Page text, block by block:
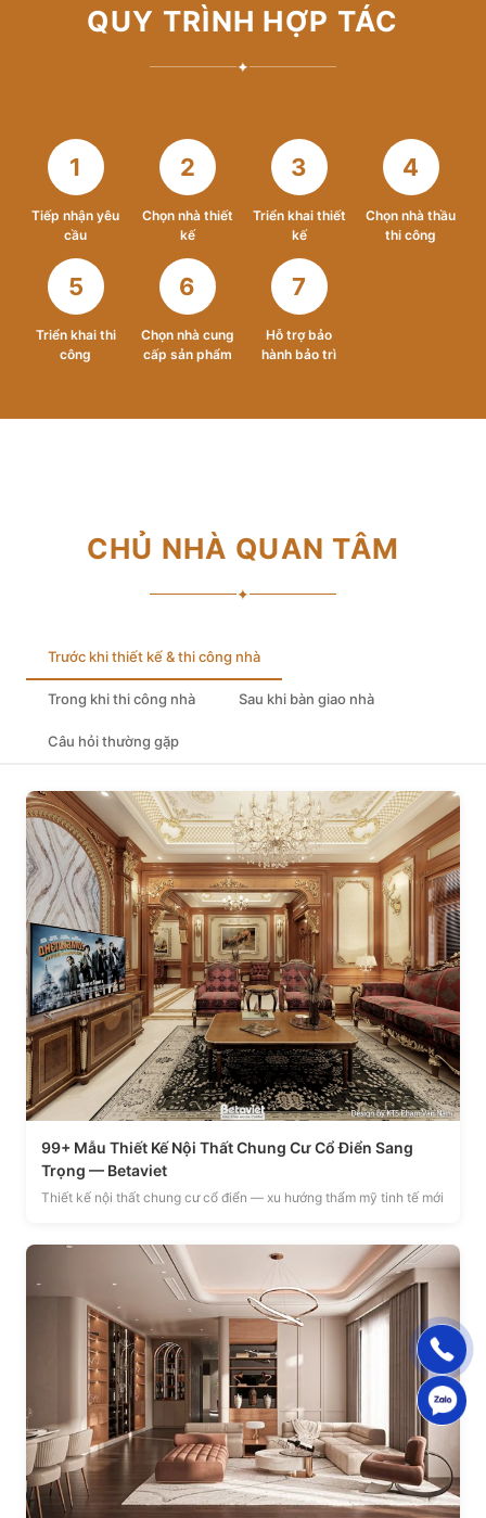
QUY TRÌNH HỢP TÁC
✦
1
Tiếp nhận yêu
cầu
2
Chọn nhà thiết
kế
3
Triển khai thiết
kế
4
Chọn nhà thầu
thi công
5
Triển khai thi
công
6
Chọn nhà cung
cấp sản phẩm
7
Hỗ trợ bảo
hành bảo trì
CHỦ NHÀ QUAN TÂM
✦
Trước khi thiết kế & thi công nhà
Trong khi thi công nhà Sau khi bàn giao nhà
Câu hỏi thường gặp
99+ Mẫu Thiết Kế Nội Thất Chung Cư Cổ Điển Sang
Trọng — Betaviet
Thiết kế nội thất chung cư cổ điển — xu hướng thẩm mỹ tinh tế mới